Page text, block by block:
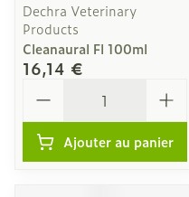
Dechra Veterinary
Products
Cleanaural Fl 100ml
16,14 €
Ajouter au panier